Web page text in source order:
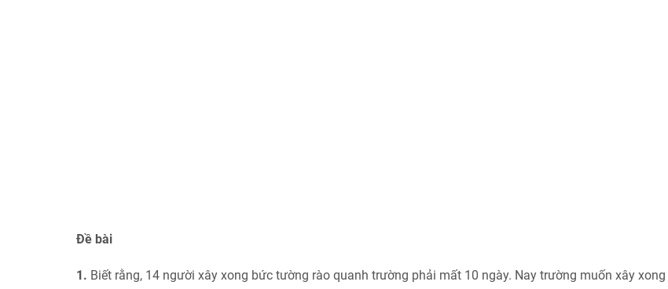
Đề bài
1. Biết rằng, 14 người xây xong bức tường rào quanh trường phải mất 10 ngày. Nay trường muốn xây xong